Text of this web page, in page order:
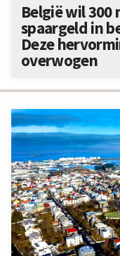
België wil 300
spaargeld in
Deze
overwogen